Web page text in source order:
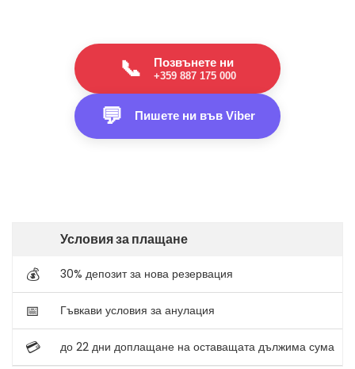
📞 Позвънете ни
+359 887 175 000
💬 Пишете ни във Viber
Условия за плащане
💰 30% депозит за нова резервация
📅 Гъвкави условия за анулация
💳 до 22 дни доплащане на оставащата дължима сума